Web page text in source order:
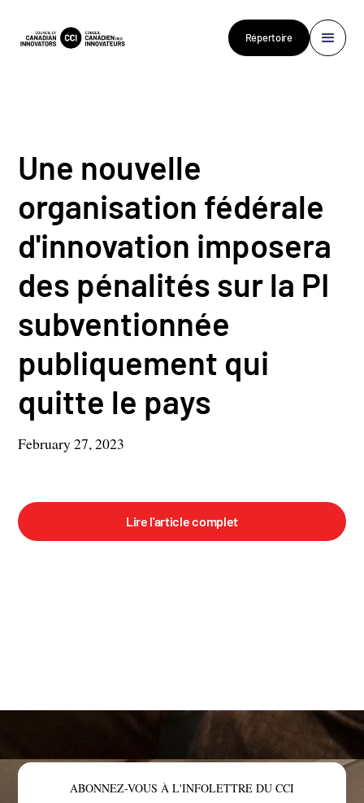
Répertoire
Une nouvelle
organisation fédérale
d'innovation imposera
des pénalités sur la PI
subventionnée
publiquement qui
quitte le pays
February 27, 2023
Lire l'article complet
ABONNEZ-VOUS À L'INFOLETTRE DU CCI